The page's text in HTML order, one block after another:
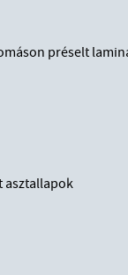
préselt
asztallapok